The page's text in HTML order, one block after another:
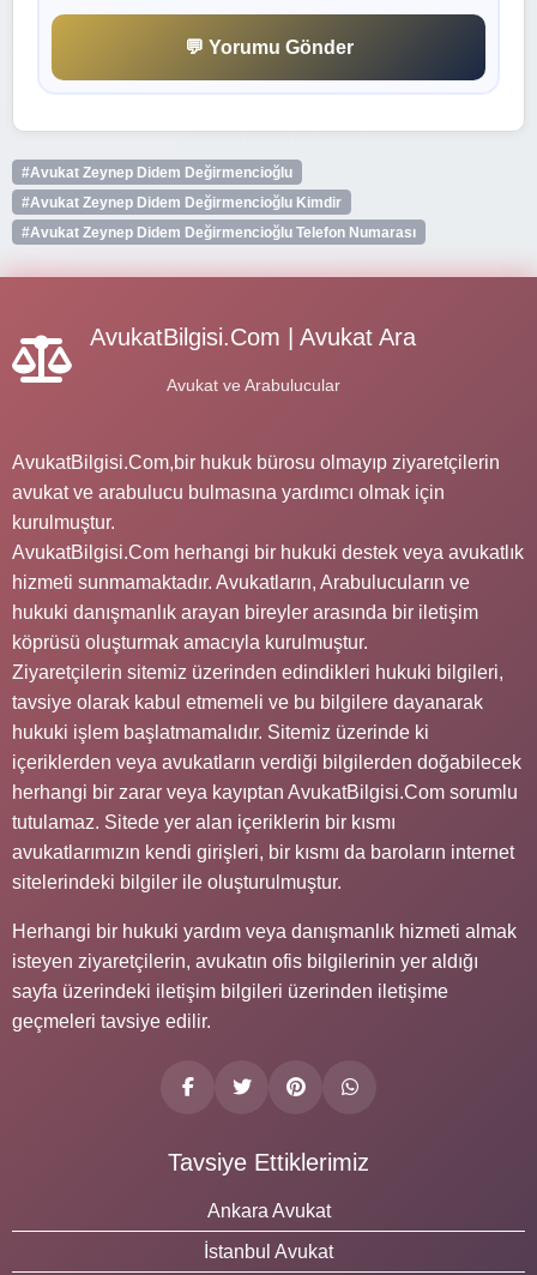
💬 Yorumu Gönder
#Avukat Zeynep Didem Değirmencioğlu
#Avukat Zeynep Didem Değirmencioğlu Kimdir
#Avukat Zeynep Didem Değirmencioğlu Telefon Numarası
AvukatBilgisi.Com | Avukat Ara
Avukat ve Arabulucular
AvukatBilgisi.Com,bir hukuk bürosu olmayıp ziyaretçilerin
avukat ve arabulucu bulmasına yardımcı olmak için
kurulmuştur.
AvukatBilgisi.Com herhangi bir hukuki destek veya avukatlık
hizmeti sunmamaktadır. Avukatların, Arabulucuların ve
hukuki danışmanlık arayan bireyler arasında bir iletişim
köprüsü oluşturmak amacıyla kurulmuştur.
Ziyaretçilerin sitemiz üzerinden edindikleri hukuki bilgileri,
tavsiye olarak kabul etmemeli ve bu bilgilere dayanarak
hukuki işlem başlatmamalıdır. Sitemiz üzerinde ki
içeriklerden veya avukatların verdiği bilgilerden doğabilecek
herhangi bir zarar veya kayıptan AvukatBilgisi.Com sorumlu
tutulamaz. Sitede yer alan içeriklerin bir kısmı
avukatlarımızın kendi girişleri, bir kısmı da baroların internet
sitelerindeki bilgiler ile oluşturulmuştur.
Herhangi bir hukuki yardım veya danışmanlık hizmeti almak
isteyen ziyaretçilerin, avukatın ofis bilgilerinin yer aldığı
sayfa üzerindeki iletişim bilgileri üzerinden iletişime
geçmeleri tavsiye edilir.
Tavsiye Ettiklerimiz
Ankara Avukat
İstanbul Avukat